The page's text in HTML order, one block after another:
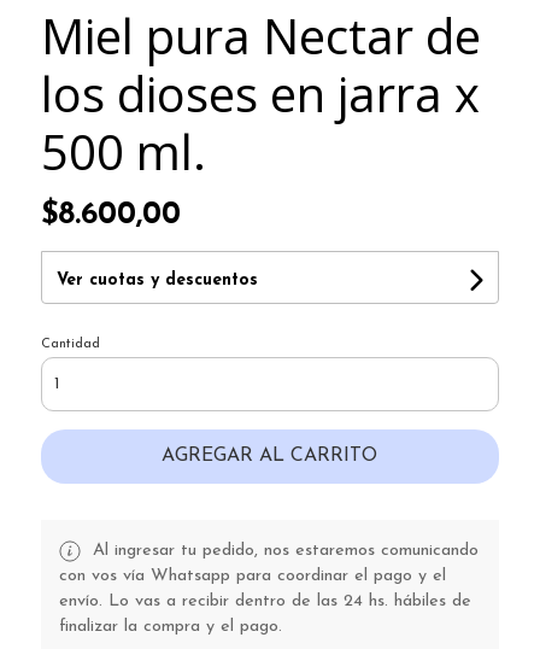
Miel pura Nectar de
los dioses en jarra x
500 ml.
$8.600,00
Ver cuotas y descuentos
Cantidad
AGREGAR AL CARRITO
Al ingresar tu pedido, nos estaremos comunicando
con vos vía Whatsapp para coordinar el pago y el
envío. Lo vas a recibir dentro de las 24 hs. hábiles de
finalizar la compra y el pago.